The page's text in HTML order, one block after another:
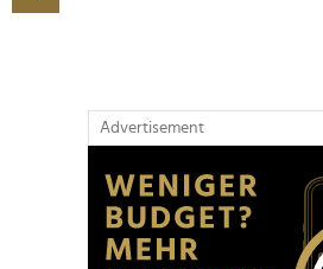
weiteren Daten zusammen, die
Advertisement